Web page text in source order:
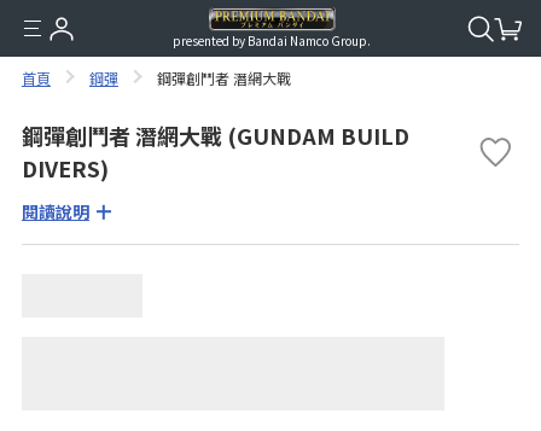
presented by Bandai Namco Group.
首頁 鋼彈 鋼彈創鬥者 潛網大戰
鋼彈創鬥者 潛網大戰 (GUNDAM BUILD
DIVERS)
閱讀說明